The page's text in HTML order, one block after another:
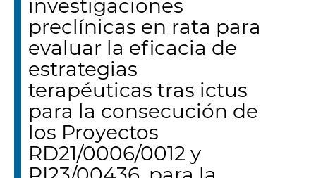
investigaciones
preclínicas en rata para
evaluar la eficacia de
estrategias
terapéuticas tras ictus
para la consecución de
los Proyectos
RD21/0006/0012 y